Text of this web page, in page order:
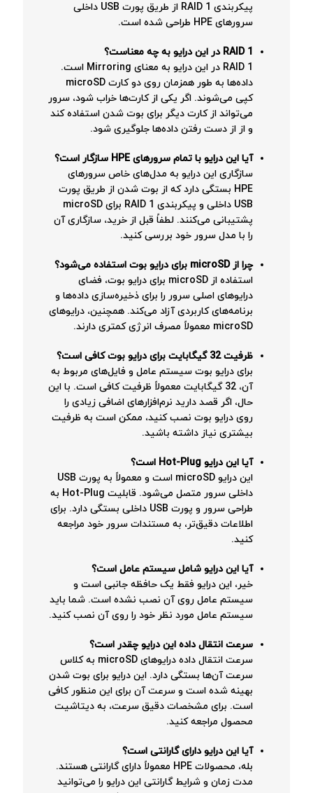
پیکربندی RAID 1 از طریق پورت USB داخلی
سرورهای HPE طراحی شده است.
RAID 1 در این درایو به چه معناست؟
RAID 1 در این درایو به معنای Mirroring است.
داده‌ها به طور همزمان روی دو کارت microSD
کپی می‌شوند. اگر یکی از کارت‌ها خراب شود، سرور
می‌تواند از کارت دیگر برای بوت شدن استفاده کند
و از از دست رفتن داده‌ها جلوگیری شود.
آیا این درایو با تمام سرورهای HPE سازگار است؟
سازگاری این درایو به مدل‌های خاص سرورهای
HPE بستگی دارد که از بوت شدن از طریق پورت
USB داخلی و پیکربندی RAID 1 برای microSD
پشتیبانی می‌کنند. لطفاً قبل از خرید، سازگاری آن
را با مدل سرور خود بررسی کنید.
چرا از microSD برای درایو بوت استفاده می‌شود؟
استفاده از microSD برای درایو بوت، فضای
درایوهای اصلی سرور را برای ذخیره‌سازی داده‌ها و
برنامه‌های کاربردی آزاد می‌کند. همچنین، درایوهای
microSD معمولاً مصرف انرژی کمتری دارند.
ظرفیت 32 گیگابایت برای درایو بوت کافی است؟
برای درایو بوت سیستم عامل و فایل‌های مربوط به
آن، 32 گیگابایت معمولاً ظرفیت کافی است. با این
حال، اگر قصد دارید نرم‌افزارهای اضافی زیادی را
روی درایو بوت نصب کنید، ممکن است به ظرفیت
بیشتری نیاز داشته باشید.
آیا این درایو Hot-Plug است؟
این درایو microSD است و معمولاً به پورت USB
داخلی سرور متصل می‌شود. قابلیت Hot-Plug به
طراحی سرور و پورت USB داخلی بستگی دارد. برای
اطلاعات دقیق‌تر، به مستندات سرور خود مراجعه
کنید.
آیا این درایو شامل سیستم عامل است؟
خیر، این درایو فقط یک حافظه جانبی است و
سیستم عامل روی آن نصب نشده است. شما باید
سیستم عامل مورد نظر خود را روی آن نصب کنید.
سرعت انتقال داده این درایو چقدر است؟
سرعت انتقال داده درایوهای microSD به کلاس
سرعت آن‌ها بستگی دارد. این درایو برای بوت شدن
بهینه شده است و سرعت آن برای این منظور کافی
است. برای مشخصات دقیق سرعت، به دیتاشیت
محصول مراجعه کنید.
آیا این درایو دارای گارانتی است؟
بله، محصولات HPE معمولاً دارای گارانتی هستند.
مدت زمان و شرایط گارانتی این درایو را می‌توانید